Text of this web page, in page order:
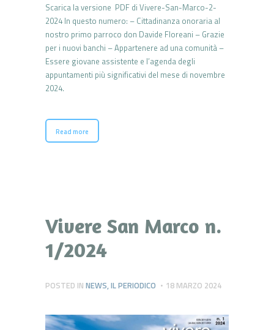
Scarica la versione PDF di Vivere-San-Marco-2-
2024 In questo numero: – Cittadinanza onoraria al
nostro primo parroco don Davide Floreani – Grazie
per i nuovi banchi – Appartenere ad una comunità –
Essere giovane assistente e l’agenda degli
appuntamenti più significativi del mese di novembre
2024.
Read more
Vivere San Marco n.
1/2024
POSTED IN NEWS,IL PERIODICO 18 MARZO 2024